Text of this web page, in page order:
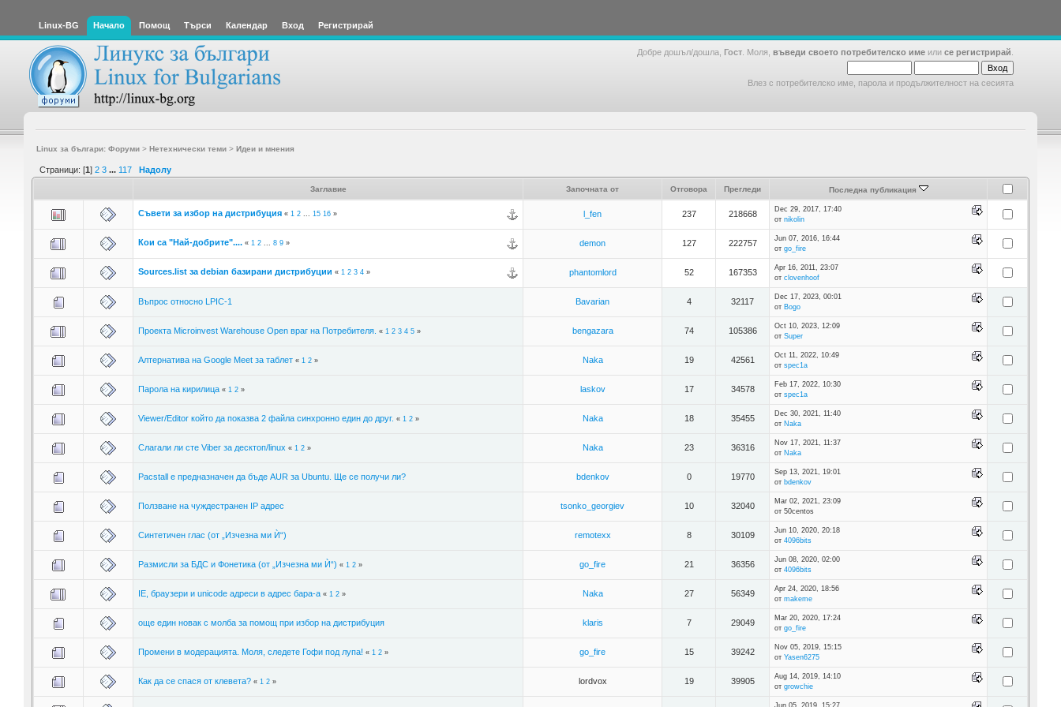
Linux-BG Начало Помощ Търси Календар Вход Регистрирай
Добре дошъл/дошла, Гост . Моля, въведи своето потребителско име или се регистрирай
Влез с потребителско име, парола и продължителност на сесията
Linux за българи: Форуми> Нетехнически теми> Идеи и мнения
Страници: [1] 2 3 ... 117 Надолу
Заглавие Започната от Отговора Прегледи Последна публикация
Съвети за избор на дистрибуция « 1 2... 15 16» l_fen 237 218668
Dec 29, 2017, 17:40
от nikolin
Кои са "Най-добрите".... « 1 2... 8 9» demon 127 222757
Jun 07, 2016, 16:44
от go_fire
Sources.list за debian базирани дистрибуции « 1 2 3 4» phantomlord 52 167353
Apr 16, 2011, 23:07
от clovenhoof
Въпрос относно LPIC-1 Bavarian 4 32117
Dec 17, 2023, 00:01
от Bogo
Проекта Microinvest Warehouse Open враг на Потребителя. « 1 2 3 4 5» bengazara 74 105386
Oct 10, 2023, 12:09
от Super
Алтернатива на Google Meet за таблет « 1 2» Naka 19 42561
Oct 11, 2022, 10:49
от spec1a
Парола на кирилица « 1 2» laskov 17 34578
Feb 17, 2022, 10:30
от spec1a
Viewer/Editor който да показва 2 файла синхронно един до друг. « 1 2» Naka 18 35455
Dec 30, 2021, 11:40
от Naka
Слагaли ли сте Viber за десктоп/linux « 1 2» Naka 23 36316
Nov 17, 2021, 11:37
от Naka
Pacstall е предназначен да бъде AUR за Ubuntu. Ще се получи ли? bdenkov 0 19770
Sep 13, 2021, 19:01
от bdenkov
Ползване на чуждестранeн IP адрес tsonko_georgiev 10 32040
Mar 02, 2021, 23:09
от 50centos
Синтетичен глас (от „Изчезна ми Ѝ“) remotexx 8 30109
Jun 10, 2020, 20:18
от 4096bits
Размисли за БДС и Фонетика (от „Изчезна ми Ѝ“) « 1 2» go_fire 21 36356
Jun 08, 2020, 02:00
от 4096bits
IE, браузери и unicode адреси в адрес бара-а « 1 2» Naka 27 56349
Apr 24, 2020, 18:56
от makeme
още един новак с молба за помощ при избор на дистрибуция klaris 7 29049
Mar 20, 2020, 17:24
от go_fire
Промени в модерацията. Моля, следете Гофи под лупа! « 1 2» go_fire 15 39242
Nov 05, 2019, 15:15
от Yasen6275
Как да се спася от клевета? « 1 2» lordvox 19 39905
Aug 14, 2019, 14:10
от growchie
Jun 05, 2019, 15:27